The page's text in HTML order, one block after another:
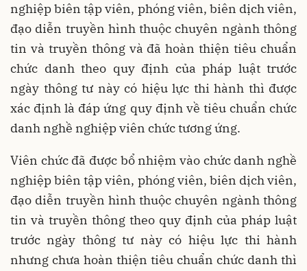
nghiệp biên tập viên, phóng viên, biên dịch viên,
đạo diễn truyền hình thuộc chuyên ngành thông
tin và truyền thông và đã hoàn thiện tiêu chuẩn
chức danh theo quy định của pháp luật trước
ngày thông tư này có hiệu lực thi hành thì được
xác định là đáp ứng quy định về tiêu chuẩn chức
danh nghề nghiệp viên chức tương ứng.
Viên chức đã được bổ nhiệm vào chức danh nghề
nghiệp biên tập viên, phóng viên, biên dịch viên,
đạo diễn truyền hình thuộc chuyên ngành thông
tin và truyền thông theo quy định của pháp luật
trước ngày thông tư này có hiệu lực thi hành
nhưng chưa hoàn thiện tiêu chuẩn chức danh thì